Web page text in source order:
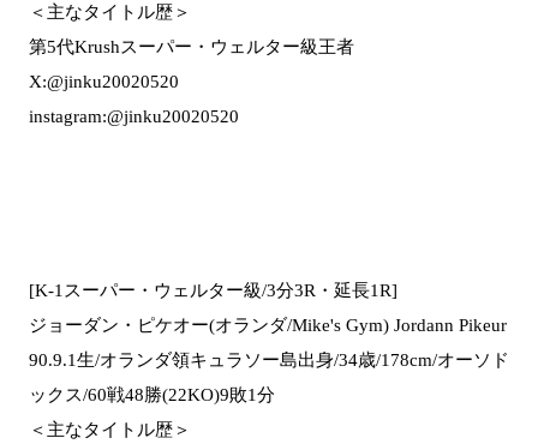
＜主なタイトル歴＞
第5代Krushスーパー・ウェルター級王者
X:@jinku20020520
instagram:@jinku20020520
[K-1スーパー・ウェルター級/3分3R・延長1R]
ジョーダン・ピケオー(オランダ/Mike's Gym) Jordann Pikeur
90.9.1生/オランダ領キュラソー島出身/34歳/178cm/オーソド
ックス/60戦48勝(22KO)9敗1分
＜主なタイトル歴＞